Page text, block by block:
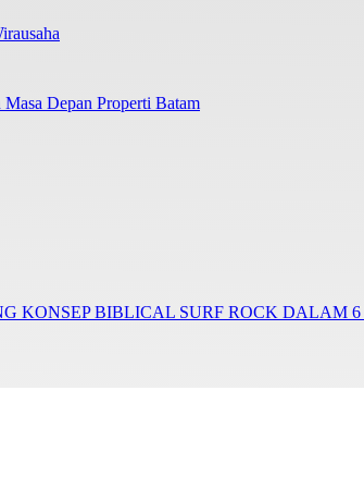
Depan Properti Batam
KONSEP BIBLICAL SURF ROCK DALAM